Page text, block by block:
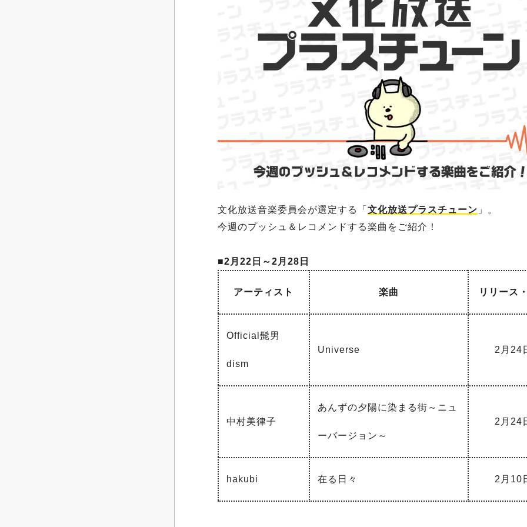
文化放送音楽委員会が選定する「 文化放送プラスチューン 」。
今週のプッシュ＆レコメンドする楽曲をご紹介！
■2月22日～2月28日
アーティスト 楽曲 リリース
Official髭男
dism
Universe 2月24
中村美律子
あんずの夕陽に染まる街～ニュ
ーバージョン～
2月24
hakubi 在る日々 2月10